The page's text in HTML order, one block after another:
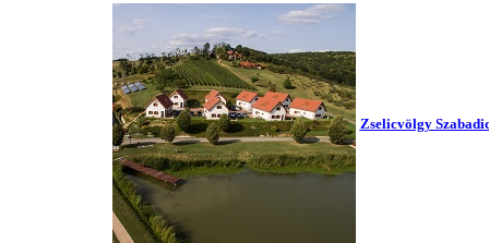
Zselicvölgy